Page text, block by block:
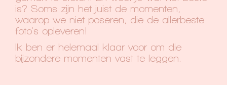
is? Soms zijn het juist de momenten,
waarop we niet poseren, die de allerbeste
foto's opleveren!
Ik ben er helemaal klaar voor om die
bijzondere momenten vast te leggen.